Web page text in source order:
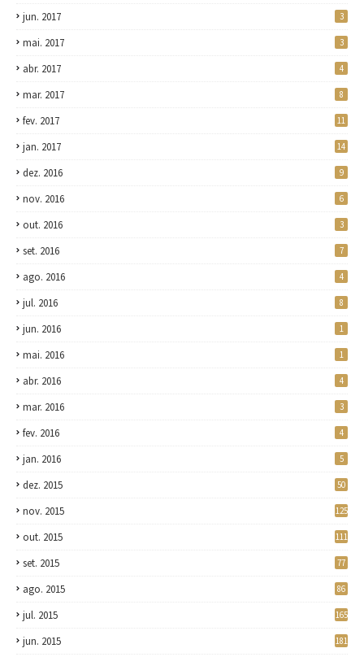
jun. 2017 3
mai. 2017 3
abr. 2017 4
mar. 2017 8
fev. 2017 11
jan. 2017 14
dez. 2016 9
nov. 2016 6
out. 2016 3
set. 2016 7
ago. 2016 4
jul. 2016 8
jun. 2016 1
mai. 2016 1
abr. 2016 4
mar. 2016 3
fev. 2016 4
jan. 2016 5
dez. 2015 50
nov. 2015 125
out. 2015 111
set. 2015 77
ago. 2015 86
jul. 2015 165
jun. 2015 181